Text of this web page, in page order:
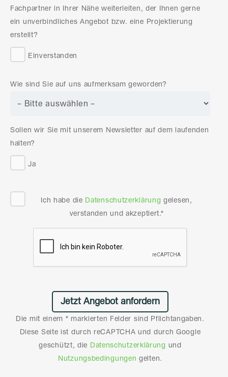
Fachpartner in Ihrer Nähe weiterleiten, der Ihnen gerne
ein unverbindliches Angebot bzw. eine Projektierung
erstellt?
Einverstanden
Wie sind Sie auf uns aufmerksam geworden?
Sollen wir Sie mit unserem Newsletter auf dem laufenden
halten?
Ja
Ich habe die Datenschutzerklärung gelesen,
verstanden und akzeptiert.*
Die mit einem * markierten Felder sind Pflichtangaben.
Diese Seite ist durch reCAPTCHA und durch Google
geschützt, die Datenschutzerklärung und
Nutzungsbedingungen gelten.